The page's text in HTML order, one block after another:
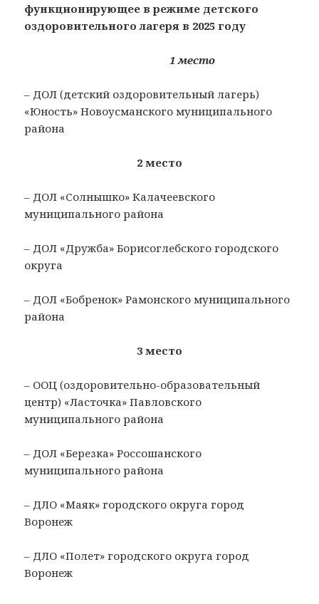
функционирующее в режиме детского
оздоровительного лагеря в 2025 году
1 место
– ДОЛ (детский оздоровительный лагерь)
«Юность» Новоусманского муниципального
района
2 место
– ДОЛ «Солнышко» Калачеевского
муниципального района
– ДОЛ «Дружба» Борисоглебского городского
округа
– ДОЛ «Бобренок» Рамонского муниципального
района
3 место
– ООЦ (оздоровительно-образовательный
центр) «Ласточка» Павловского
муниципального района
– ДОЛ «Березка» Россошанского
муниципального района
– ДЛО «Маяк» городского округа город
Воронеж
– ДЛО «Полет» городского округа город
Воронеж